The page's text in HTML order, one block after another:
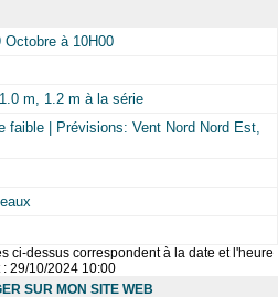
Octobre à 10H00
m, 1.2 m à la série
faible | Prévisions: Vent Nord Nord Est,
ci-dessus correspondent à la date et l'heure
: 29/10/2024 10:00
SUR MON SITE WEB